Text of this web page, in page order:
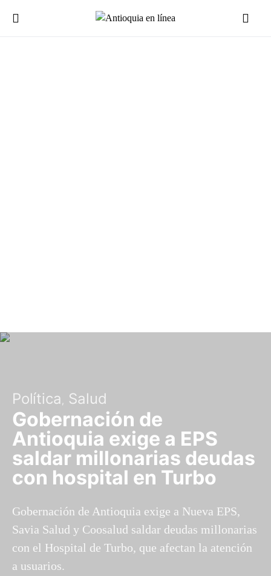
Política Salud
Gobernación de
Antioquia exige a EPS
saldar millonarias deudas
con hospital en Turbo
Gobernación de Antioquia exige a Nueva EPS,
Savia Salud y Coosalud saldar deudas millonarias
con el Hospital de Turbo, que afectan la atención
a usuarios.